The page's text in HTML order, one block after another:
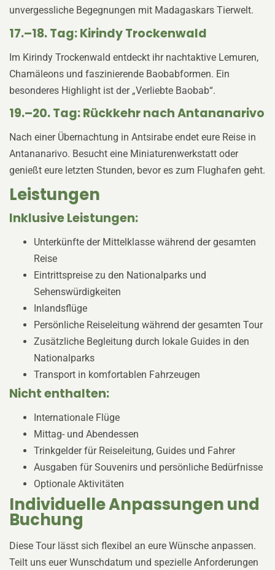
unvergessliche Begegnungen mit Madagaskars Tierwelt.
17.–18. Tag: Kirindy Trockenwald
Im Kirindy Trockenwald entdeckt ihr nachtaktive Lemuren,
Chamäleons und faszinierende Baobabformen. Ein
besonderes Highlight ist der „Verliebte Baobab“.
19.–20. Tag: Rückkehr nach Antananarivo
Nach einer Übernachtung in Antsirabe endet eure Reise in
Antananarivo. Besucht eine Miniaturenwerkstatt oder
genießt eure letzten Stunden, bevor es zum Flughafen geht.
Leistungen
Inklusive Leistungen:
Unterkünfte der Mittelklasse während der gesamten
Reise
Eintrittspreise zu den Nationalparks und
Sehenswürdigkeiten
Inlandsflüge
Persönliche Reiseleitung während der gesamten Tour
Zusätzliche Begleitung durch lokale Guides in den
Nationalparks
Transport in komfortablen Fahrzeugen
Nicht enthalten:
Internationale Flüge
Mittag- und Abendessen
Trinkgelder für Reiseleitung, Guides und Fahrer
Ausgaben für Souvenirs und persönliche Bedürfnisse
Optionale Aktivitäten
Individuelle Anpassungen und
Buchung
Diese Tour lässt sich flexibel an eure Wünsche anpassen.
Teilt uns euer Wunschdatum und spezielle Anforderungen